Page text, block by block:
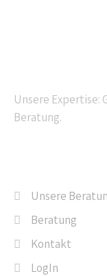
Unsere
Beratung.
Unsere
Beratung
Kontakt
LogIn